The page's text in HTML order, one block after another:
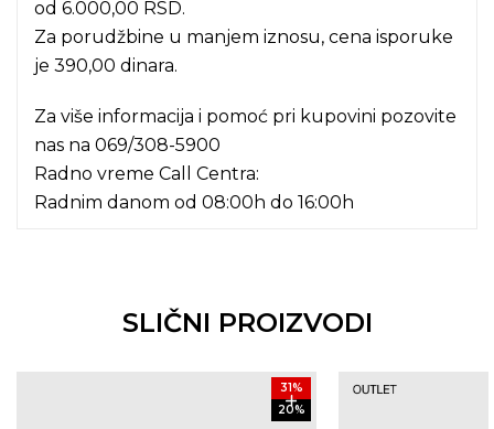
od 6.000,00 RSD.
Za porudžbine u manjem iznosu, cena isporuke
je 390,00 dinara.
Za više informacija i pomoć pri kupovini pozovite
nas na 069/308-5900
Radno vreme Call Centra:
Radnim danom od 08:00h do 16:00h
SLIČNI PROIZVODI
31%
20%